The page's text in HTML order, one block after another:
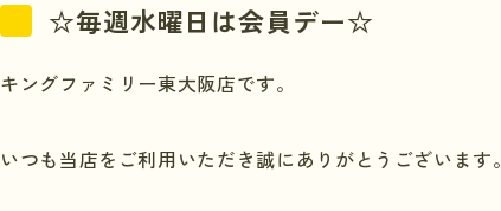
☆毎週水曜日は会員デー☆
キングファミリー東大阪店です。
いつも当店をご利用いただき誠にありがとうございます。